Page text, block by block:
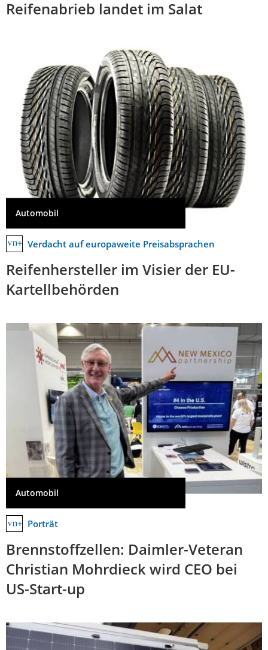
Reifenabrieb landet im Salat
Automobil
Verdacht auf europaweite Preisabsprachen
Reifenhersteller im Visier der EU-
Kartellbehörden
Automobil
Porträt
Brennstoffzellen: Daimler-Veteran
Christian Mohrdieck wird CEO bei
US-Start-up